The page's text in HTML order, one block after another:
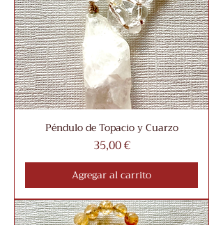
Péndulo de Topacio y Cuarzo
Precio
35,00 €
Agregar al carrito